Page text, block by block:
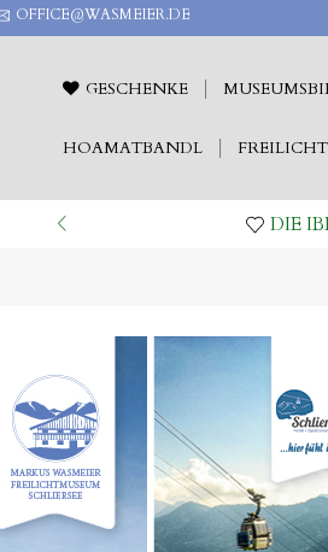
OFFICE@WASMEIER.DE
GESCHENKE
HOAMATBANDL
DIE